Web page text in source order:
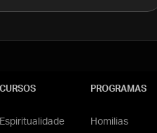
CURSOS
Espiritualidade
PROGRAMAS
Homilias